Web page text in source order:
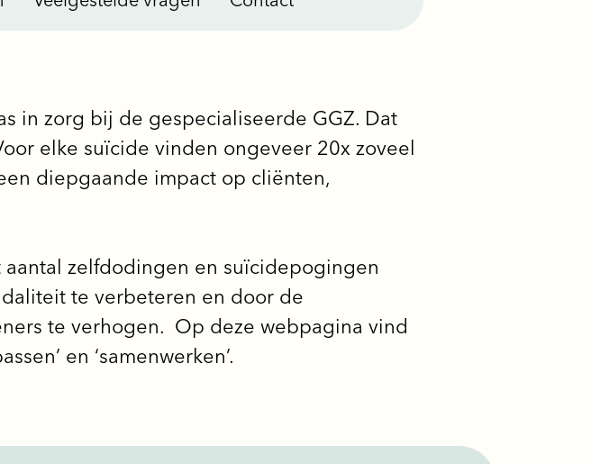
in zorg bij de gespecialiseerde GGZ. Dat
elke suïcide vinden ongeveer 20x zoveel
diepgaande impact op cliënten,
zelfdodingen en suïcidepogingen
te verbeteren en door de
te verhogen. Op deze webpagina vind
en ‘samenwerken’.